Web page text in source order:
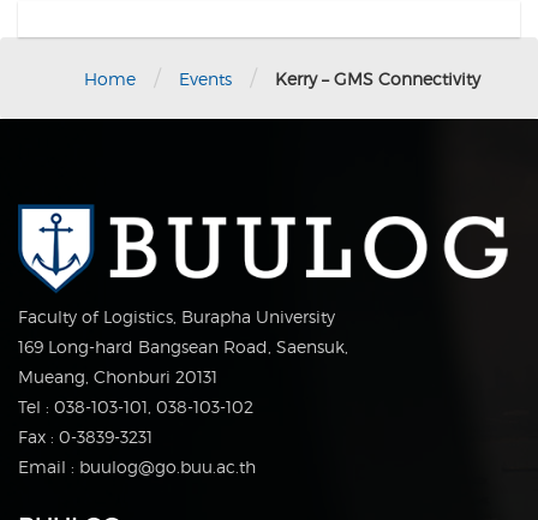
Home / Events / Kerry – GMS Connectivity
Faculty of Logistics, Burapha University
169 Long-hard Bangsean Road, Saensuk,
Mueang, Chonburi 20131
Tel : 038-103-101, 038-103-102
Fax : 0-3839-3231
Email : buulog@go.buu.ac.th